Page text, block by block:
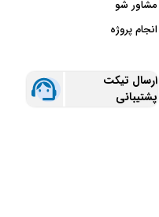
ممکن
شوند.
به صورت
یا آنلاین
زمان
مورد بررسی
راهکارهای
مشاور شو
انجام پروژه
ارسال تیکت
پشتیبانی